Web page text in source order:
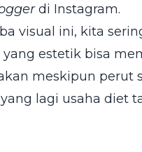
di Instagram.
visual ini, kita
estetik bisa
meskipun perut
lagi usaha diet